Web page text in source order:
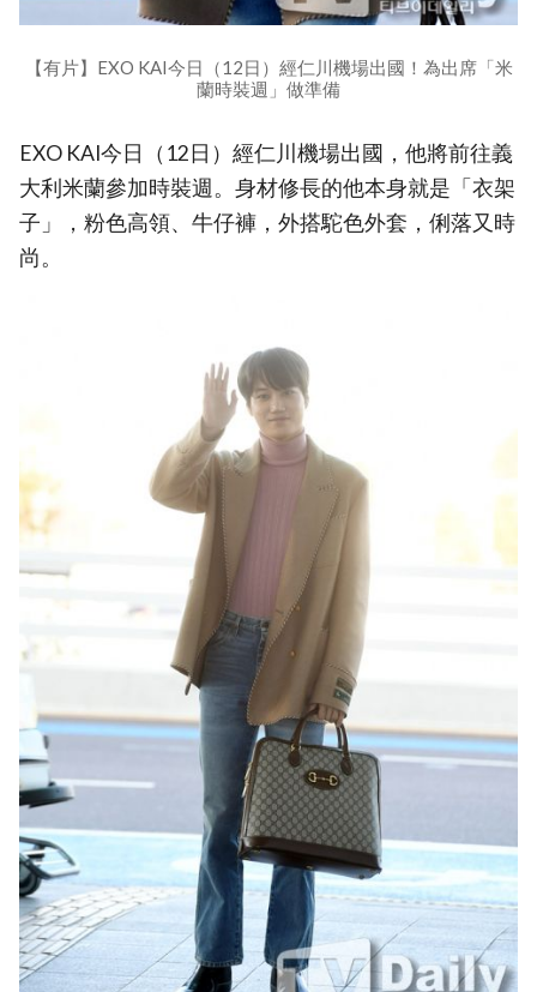
【有片】EXO KAI今日（12日）經仁川機場出國！為出席「米
蘭時裝週」做準備
EXO KAI今日（12日）經仁川機場出國，他將前往義
大利米蘭參加時裝週。身材修長的他本身就是「衣架
子」，粉色高領、牛仔褲，外搭駝色外套，俐落又時
尚。